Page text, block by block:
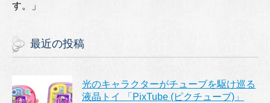
す。」
最近の投稿
光のキャラクターがチューブを駆け巡る
液晶トイ 「PixTube (ピクチューブ)」